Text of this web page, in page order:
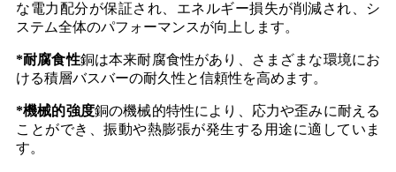
な電力配分が保証され、エネルギー損失が削減され、シ
ステム全体のパフォーマンスが向上します。
*耐腐食性銅は本来耐腐食性があり、さまざまな環境にお
ける積層バスバーの耐久性と信頼性を高めます。
*機械的強度銅の機械的特性により、応力や歪みに耐える
ことができ、振動や熱膨張が発生する用途に適していま
す。